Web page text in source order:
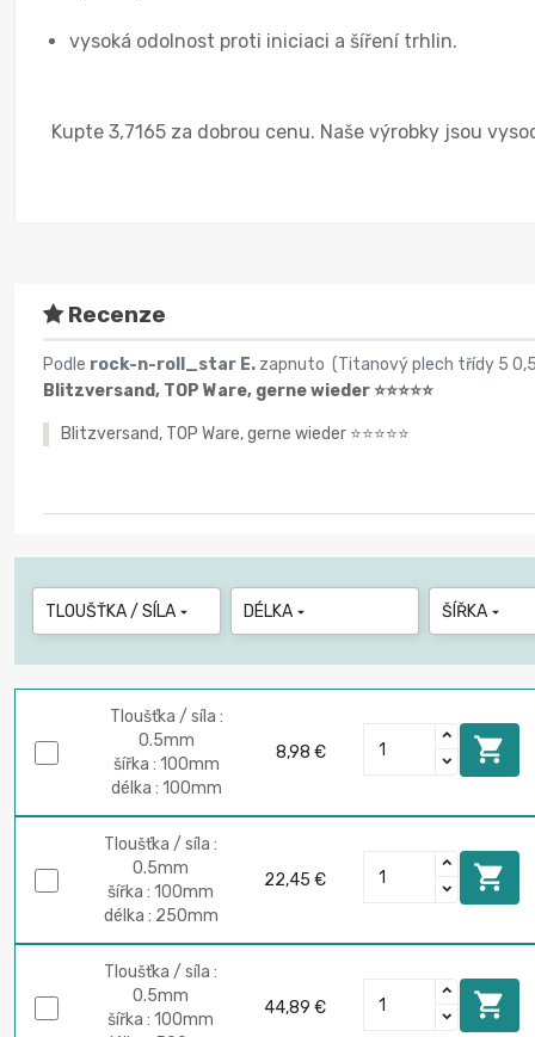
vysoká odolnost proti iniciaci a šíření trhlin.
Kupte 3,7165 za dobrou cenu. Naše výrobky jsou
Recenze
Podle rock-n-roll_star E. zapnuto (Titanový plech třídy 5
Blitzversand, TOP Ware, gerne wieder ⭐️⭐️⭐️⭐️⭐️
Blitzversand, TOP Ware, gerne wieder ⭐️⭐️⭐️⭐️⭐️
TLOUŠŤKA / SÍLA  DÉLKA  ŠÍŘKA 
Tloušťka / síla :
0.5mm
šířka : 100mm
délka : 100mm
8,98 € 
Tloušťka / síla :
0.5mm
šířka : 100mm
délka : 250mm
22,45 € 
Tloušťka / síla :
0.5mm
šířka : 100mm
44,89 € 